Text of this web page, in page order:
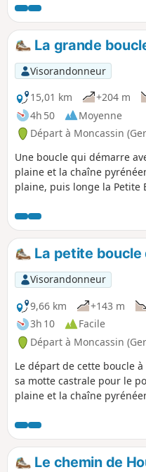
La grande
Visorandonneur
15,01 km
+204 m
4h 50
Moyenne
Départ à Moncassin
Une boucle qui démarre
plaine et la chaîne
plaine, puis longe la Petite
La petite boucle
Visorandonneur
9,66 km
+143 m
3h 10
Facile
Départ à Moncassin
Le départ de cette boucle
sa motte castrale pour le
plaine et la chaîne
Le chemin de